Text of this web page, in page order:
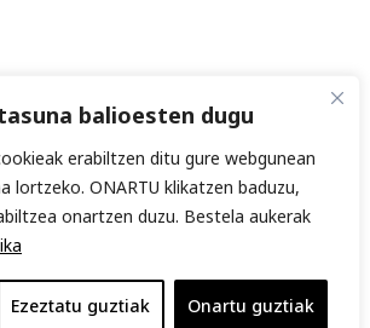
balioesten dugu
erabiltzen ditu gure webgunean
lortzeko. ONARTU klikatzen baduzu,
onartzen duzu. Bestela aukerak
Ezeztatu guztiak Onartu guztiak